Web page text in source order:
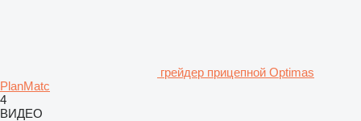
грейдер прицепной Optimas
PlanMatc
4
ВИДЕО